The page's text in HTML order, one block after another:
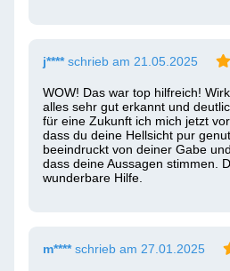
j****schrieb am 21.05.2025
WOW! Das war top hilfreich!
alles sehr gut erkannt und
für eine Zukunft ich mich jetzt
dass du deine Hellsicht pur
beeindruckt von deiner Gabe
dass deine Aussagen stimmen.
wunderbare Hilfe.
m****schrieb am 27.01.2025